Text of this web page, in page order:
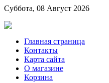
Суббота, 08 Август 2026
Главная страница
Контакты
Карта сайта
О магазине
Корзина